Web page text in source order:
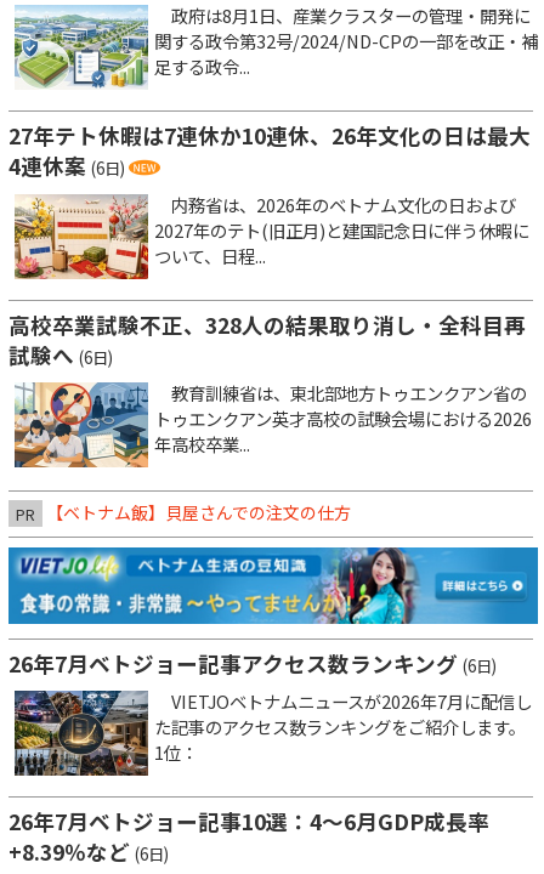
政府は8月1日、産業クラスターの管理・開発に
関する政令第32号/2024/ND-CPの一部を改正・補
足する政令...
27年テト休暇は7連休か10連休、26年文化の日は最大
4連休案 (6日)
内務省は、2026年のベトナム文化の日および
2027年のテト(旧正月)と建国記念日に伴う休暇に
ついて、日程...
高校卒業試験不正、328人の結果取り消し・全科目再
試験へ (6日)
教育訓練省は、東北部地方トゥエンクアン省の
トゥエンクアン英才高校の試験会場における2026
年高校卒業...
PR 【ベトナム飯】貝屋さんでの注文の仕方
26年7月ベトジョー記事アクセス数ランキング (6日)
VIETJOベトナムニュースが2026年7月に配信し
た記事のアクセス数ランキングをご紹介します。
1位：
26年7月ベトジョー記事10選：4～6月GDP成長率
+8.39％など (6日)